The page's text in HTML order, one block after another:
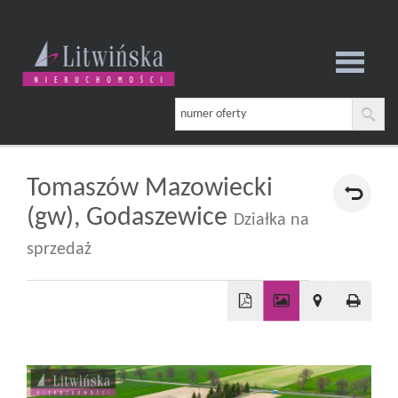
Strona
główna
firmie
Oferta
Tomaszów Mazowiecki
(gw), Godaszewice Działka na
sprzedaż
−